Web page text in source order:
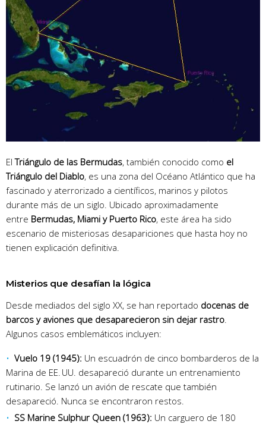
ElTriángulo de las Bermudas, también conocido como el
Triángulo del Diablo, es una zona del Océano Atlántico que ha
fascinado y aterrorizado a científicos, marinos y pilotos
durante más de un siglo. Ubicado aproximadamente
entre Bermudas, Miami y Puerto Rico, este área ha sido
escenario de misteriosas desapariciones que hasta hoy no
tienen explicación definitiva.
Misterios que desafían la lógica
Desde mediados del siglo XX, se han reportado docenas de
barcos y aviones que desaparecieron sin dejar rastro
Algunos casos emblemáticos incluyen:
Vuelo 19 (1945): Un escuadrón de cinco bombarderos de la
Marina de EE. UU. desapareció durante un entrenamiento
rutinario. Se lanzó un avión de rescate que también
desapareció. Nunca se encontraron restos.
SS Marine Sulphur Queen (1963): Un carguero de 180